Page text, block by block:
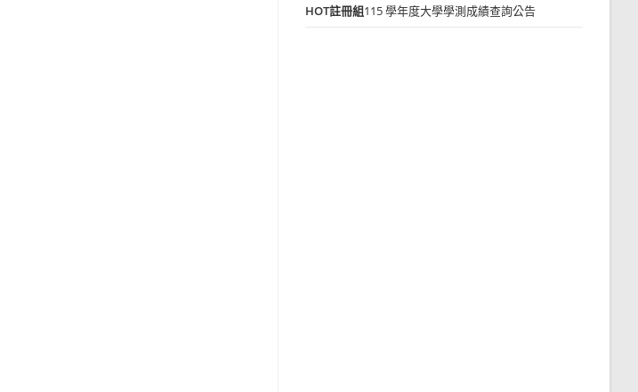
HOT註冊組115 學年度大學學測成績查詢公告